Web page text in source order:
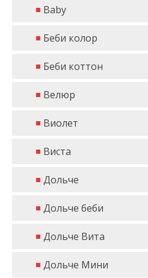
Baby
Беби колор
Беби коттон
Велюр
Виолет
Виста
Дольче
Дольче беби
Дольче Вита
Дольче Мини